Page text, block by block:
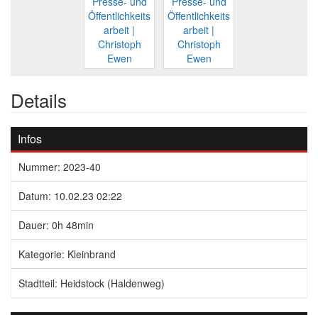
Details
Infos
Nummer: 2023-40
Datum: 10.02.23 02:22
Dauer: 0h 48min
Kategorie: Kleinbrand
Stadtteil: Heidstock (Haldenweg)